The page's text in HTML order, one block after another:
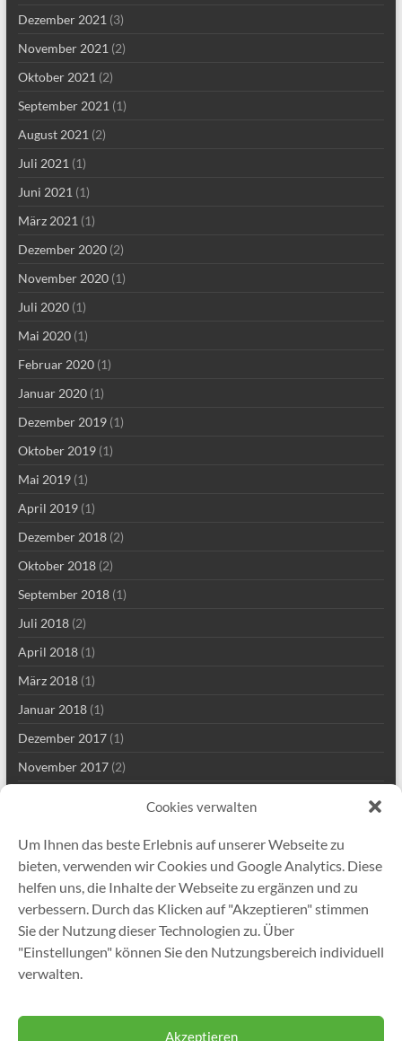
Cookies verwalten
Um Ihnen das beste Erlebnis auf unserer Webseite zu
bieten, verwenden wir Cookies und Google Analytics. Diese
helfen uns, die Inhalte der Webseite zu ergänzen und zu
verbessern. Durch das Klicken auf "Akzeptieren" stimmen
Sie der Nutzung dieser Technologien zu. Über
"Einstellungen" können Sie den Nutzungsbereich individuell
verwalten.
Akzeptieren
Dezember 2021 (3)
November 2021 (2)
Oktober 2021 (2)
September 2021 (1)
August 2021 (2)
Juli 2021 (1)
Juni 2021 (1)
März 2021 (1)
Dezember 2020(2)
November 2020(1)
Juli 2020(1)
Mai 2020(1)
Februar 2020(1)
Januar 2020(1)
Dezember 2019(1)
Oktober 2019(1)
Mai 2019(1)
April 2019(1)
Dezember 2018(2)
Oktober 2018(2)
September 2018(1)
Juli 2018(2)
April 2018(1)
März 2018(1)
Januar 2018(1)
Dezember 2017(1)
November 2017(2)
Januar 2017(1)
November 2016 (1)
November 2015(1)
Juni 2015(2)
November 2014